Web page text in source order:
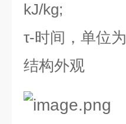
kJ/kg;
τ-时间，单位为
结构外观